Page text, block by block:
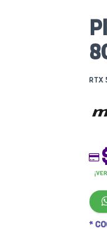
RTX
*